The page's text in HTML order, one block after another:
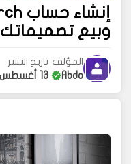
وبيع تصميماتك
المؤلف
Abdo
تاريخ النشر
13 أغسطس 2022